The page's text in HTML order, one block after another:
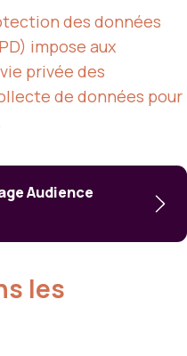
des données
impose aux
privée des
de données pour
Audience
les